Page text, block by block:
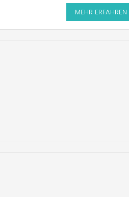
MEHR ERFAHREN